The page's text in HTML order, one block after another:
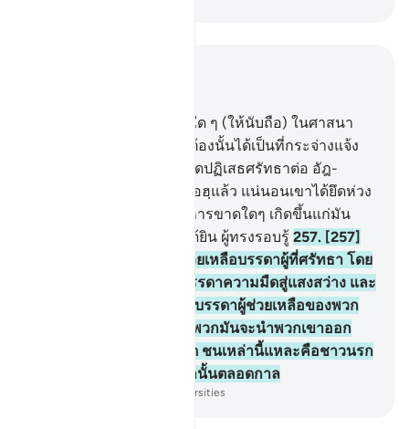
[256] ไม่มีการบังคับใด ๆ (ให้นับถือ) ในศาสนา
อิสลาม แน่นอน ความถูกต้องนั้นได้เป็นที่กระจ่างแจ้ง
แล้วจากความผิด ดังนั้นผู้ใดปฏิเสธศรัทธาต่อ อัฎ-
ฎอฆูต และศรัทธาต่ออัลลอฮฺแล้ว แน่นอนเขาได้ยึดห่วง
อันมั่นคงไว้แล้ว โดยไม่มีการขาดใดๆ เกิดขึ้นแก่มัน
และอัลลอฮฺนั้นเป็นผู้ทรงได้ยิน ผู้ทรงรอบรู้ 257. [257]
และอัลลอฮฺนั้นคือผู้ทรงช่วยเหลือบรรดาผู้ที่ศรัทธา โดย
ทรงนำพวกเขาออกจากบรรดาความมืดสู่แสงสว่าง และ
บรรดาผู้ปฏิเสธศรัทธานั้น บรรดาผู้ช่วยเหลือของพวก
เขาก็คือ อัฎ-ฎอฆูต โดยที่พวกมันจะนำพวกเขาออก
จากแสงสว่างไปสู่ความมืด ชนเหล่านี้แหละคือชาวนรก
โดยที่พวกเขาจะอยู่ในนรกนั้นตลอดกาล
Society of Institutes and Universities